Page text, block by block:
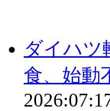
ダイハ
食、始動